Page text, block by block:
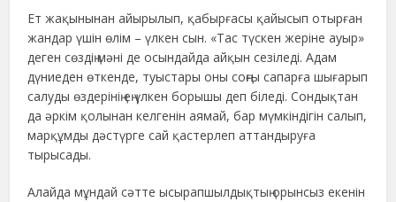
Ет жақынынан айырылып, қабырғасы қайысып отырған
жандар үшін өлім – үлкен сын. «Тас түскен жеріне ауыр»
деген сөздің мәні де осындайда айқын сезіледі. Адам
дүниеден өткенде, туыстары оны соңғы сапарға шығарып
салуды өздерінің ең үлкен борышы деп біледі. Сондықтан
да әркім қолынан келгенін аямай, бар мүмкіндігін салып,
марқұмды дәстүрге сай қастерлеп аттандыруға
тырысады.
Алайда мұндай сәтте ысырапшылдықтың орынсыз екенін